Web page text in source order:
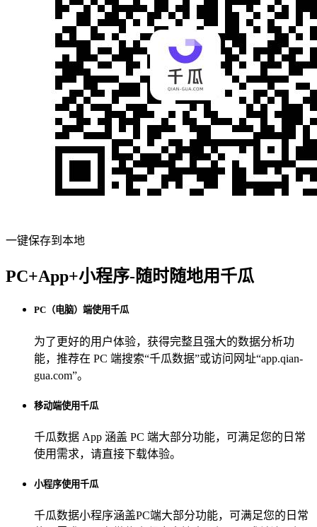
一键保存到本地
PC+App+小程序-随时随地用千瓜
PC（电脑）端使用千瓜
为了更好的用户体验，获得完整且强大的数据分析功
能，推荐在 PC 端搜索“千瓜数据”或访问网址“app.qian-
gua.com”。
移动端使用千瓜
千瓜数据 App 涵盖 PC 端大部分功能，可满足您的日常
使用需求，请直接下载体验。
小程序使用千瓜
千瓜数据小程序涵盖PC端大部分功能，可满足您的日常